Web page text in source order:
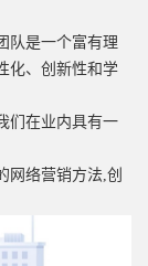
队是一个富有理
化、创新性和学
们在业内具有一
网络营销方法,创